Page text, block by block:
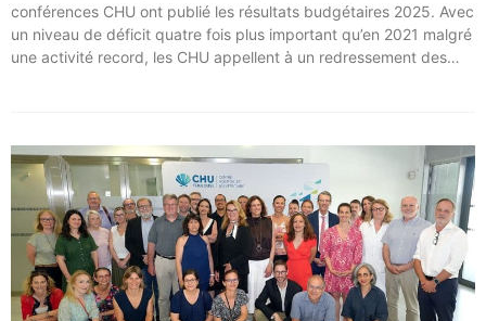
conférences CHU ont publié les résultats budgétaires 2025. Avec
un niveau de déficit quatre fois plus important qu’en 2021 malgré
une activité record, les CHU appellent à un redressement des